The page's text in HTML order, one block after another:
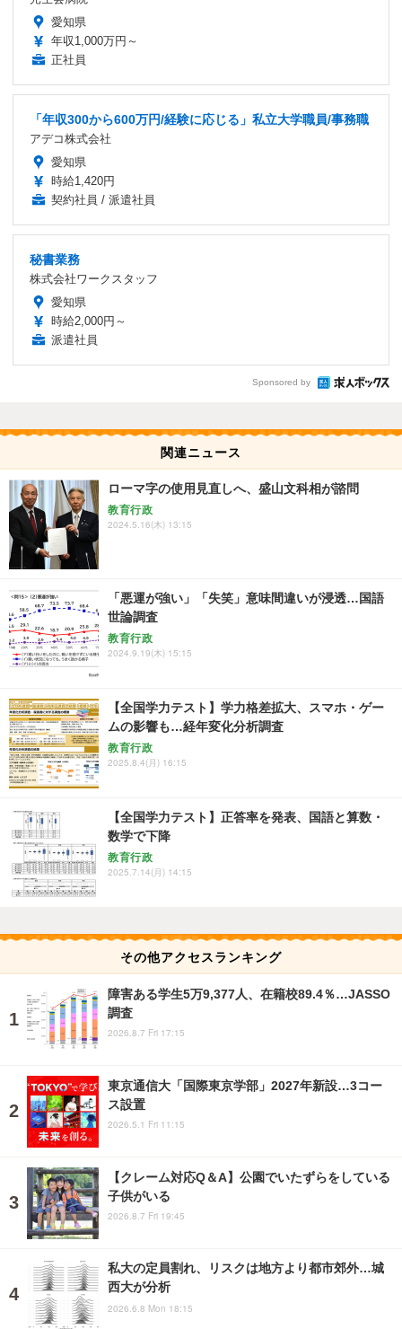
愛知県
年収1,000万円～
正社員
「年収300から600万円/経験に応じる」私立大学職員/事務職
アデコ株式会社
愛知県
時給1,420円
契約社員 / 派遣社員
秘書業務
株式会社ワークスタッフ
愛知県
時給2,000円～
派遣社員
Sponsored by
関連ニュース
ローマ字の使用見直しへ、盛山文科相が諮問
教育行政
2024.5.16(木) 13:15
「悪運が強い」「失笑」意味間違いが浸透…国語
世論調査
教育行政
2024.9.19(木) 15:15
【全国学力テスト】学力格差拡大、スマホ・ゲー
ムの影響も…経年変化分析調査
教育行政
2025.8.4(月) 16:15
【全国学力テスト】正答率を発表、国語と算数・
数学で下降
教育行政
2025.7.14(月) 14:15
その他アクセスランキング
障害ある学生5万9,377人、在籍校89.4％…JASSO
調査
2026.8.7 Fri 17:15
東京通信大「国際東京学部」2027年新設…3コー
ス設置
2026.5.1 Fri 11:15
【クレーム対応Q＆A】公園でいたずらをしている
子供がいる
2026.8.7 Fri 19:45
私大の定員割れ、リスクは地方より都市郊外…城
西大が分析
2026.6.8 Mon 18:15